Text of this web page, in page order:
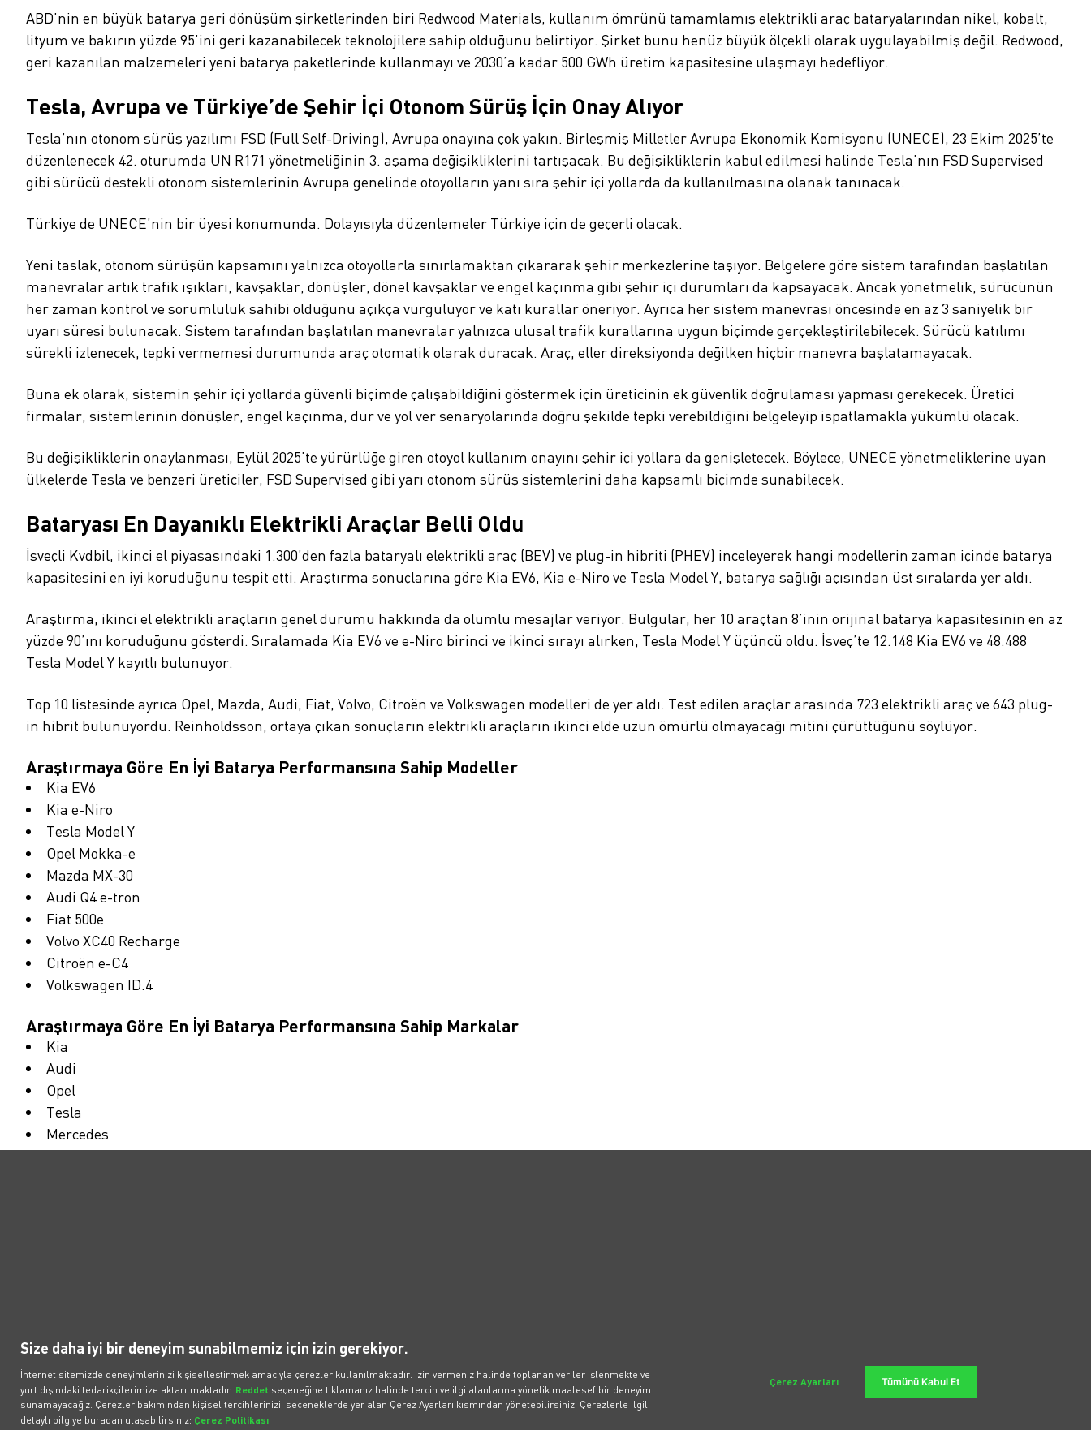
ABD’nin en büyük batarya geri dönüşüm şirketlerinden biri Redwood Materials, kullanım ömrünü tamamlamış elektrikli araç bataryalarından nikel, kobalt,
lityum ve bakırın yüzde 95’ini geri kazanabilecek teknolojilere sahip olduğunu belirtiyor. Şirket bunu henüz büyük ölçekli olarak uygulayabilmiş değil. Redwood,
geri kazanılan malzemeleri yeni batarya paketlerinde kullanmayı ve 2030’a kadar 500 GWh üretim kapasitesine ulaşmayı hedefliyor.
Tesla, Avrupa ve Türkiye’de Şehir İçi Otonom Sürüş İçin Onay Alıyor
Tesla’nın otonom sürüş yazılımı FSD (Full Self-Driving), Avrupa onayına çok yakın. Birleşmiş Milletler Avrupa Ekonomik Komisyonu (UNECE), 23 Ekim 2025’te
düzenlenecek 42. oturumda UN R171 yönetmeliğinin 3. aşama değişikliklerini tartışacak. Bu değişikliklerin kabul edilmesi halinde Tesla’nın FSD Supervised
gibi sürücü destekli otonom sistemlerinin Avrupa genelinde otoyolların yanı sıra şehir içi yollarda da kullanılmasına olanak tanınacak.
Türkiye de UNECE’nin bir üyesi konumunda. Dolayısıyla düzenlemeler Türkiye için de geçerli olacak.
Yeni taslak, otonom sürüşün kapsamını yalnızca otoyollarla sınırlamaktan çıkararak şehir merkezlerine taşıyor. Belgelere göre sistem tarafından başlatılan
manevralar artık trafik ışıkları, kavşaklar, dönüşler, dönel kavşaklar ve engel kaçınma gibi şehir içi durumları da kapsayacak. Ancak yönetmelik, sürücünün
her zaman kontrol ve sorumluluk sahibi olduğunu açıkça vurguluyor ve katı kurallar öneriyor. Ayrıca her sistem manevrası öncesinde en az 3 saniyelik bir
uyarı süresi bulunacak. Sistem tarafından başlatılan manevralar yalnızca ulusal trafik kurallarına uygun biçimde gerçekleştirilebilecek. Sürücü katılımı
sürekli izlenecek, tepki vermemesi durumunda araç otomatik olarak duracak. Araç, eller direksiyonda değilken hiçbir manevra başlatamayacak.
Buna ek olarak, sistemin şehir içi yollarda güvenli biçimde çalışabildiğini göstermek için üreticinin ek güvenlik doğrulaması yapması gerekecek. Üretici
firmalar, sistemlerinin dönüşler, engel kaçınma, dur ve yol ver senaryolarında doğru şekilde tepki verebildiğini belgeleyip ispatlamakla yükümlü olacak.
Bu değişikliklerin onaylanması, Eylül 2025’te yürürlüğe giren otoyol kullanım onayını şehir içi yollara da genişletecek. Böylece, UNECE yönetmeliklerine uyan
ülkelerde Tesla ve benzeri üreticiler, FSD Supervised gibi yarı otonom sürüş sistemlerini daha kapsamlı biçimde sunabilecek.
Bataryası En Dayanıklı Elektrikli Araçlar Belli Oldu
İsveçli Kvdbil, ikinci el piyasasındaki 1.300’den fazla bataryalı elektrikli araç (BEV) ve plug-in hibriti (PHEV) inceleyerek hangi modellerin zaman içinde batarya
kapasitesini en iyi koruduğunu tespit etti. Araştırma sonuçlarına göre Kia EV6, Kia e-Niro ve Tesla Model Y, batarya sağlığı açısından üst sıralarda yer aldı.
Araştırma, ikinci el elektrikli araçların genel durumu hakkında da olumlu mesajlar veriyor. Bulgular, her 10 araçtan 8’inin orijinal batarya kapasitesinin en az
yüzde 90’ını koruduğunu gösterdi. Sıralamada Kia EV6 ve e-Niro birinci ve ikinci sırayı alırken, Tesla Model Y üçüncü oldu. İsveç’te 12.148 Kia EV6 ve 48.488
Tesla Model Y kayıtlı bulunuyor.
Top 10 listesinde ayrıca Opel, Mazda, Audi, Fiat, Volvo, Citroën ve Volkswagen modelleri de yer aldı. Test edilen araçlar arasında 723 elektrikli araç ve 643 plug-
in hibrit bulunuyordu. Reinholdsson, ortaya çıkan sonuçların elektrikli araçların ikinci elde uzun ömürlü olmayacağı mitini çürüttüğünü söylüyor.
Araştırmaya Göre En İyi Batarya Performansına Sahip Modeller
Kia EV6
Kia e-Niro
Tesla Model Y
Opel Mokka-e
Mazda MX-30
Audi Q4 e-tron
Fiat 500e
Volvo XC40 Recharge
Citroën e-C4
Volkswagen ID.4
Araştırmaya Göre En İyi Batarya Performansına Sahip Markalar
Kia
Audi
Opel
Tesla
Mercedes
Peugeot
Elektronik İletişim İzni
Bireysel Üyelik Sözleşmesi
Kurumsal Üyelik Sözleşmesi
Müşteri Aydınlatma Metni
Araçlar
Fırsat Araçlar
BMW iX3 50 xDrive
BMW iX1
İletişim Formu
WhatsApp Hattı
Çözüm Merkezi: 0850 811 01 01
Zes İndirim Kampanyası
Size daha iyi bir deneyim sunabilmemiz için izin gerekiyor.
İnternet sitemizde deneyimlerinizi kişiselleştirmek amacıyla çerezler kullanılmaktadır. İzin vermeniz halinde toplanan veriler işlenmekte ve
yurt dışındaki tedarikçilerimize aktarılmaktadır. Reddet seçeneğine tıklamanız halinde tercih ve ilgi alanlarına yönelik maalesef bir deneyim
sunamayacağız. Çerezler bakımından kişisel tercihlerinizi, seçeneklerde yer alan Çerez Ayarları kısmından yönetebilirsiniz. Çerezlerle ilgili
detaylı bilgiye buradan ulaşabilirsiniz: Çerez Politikası
Çerez Ayarları Tümünü Kabul Et